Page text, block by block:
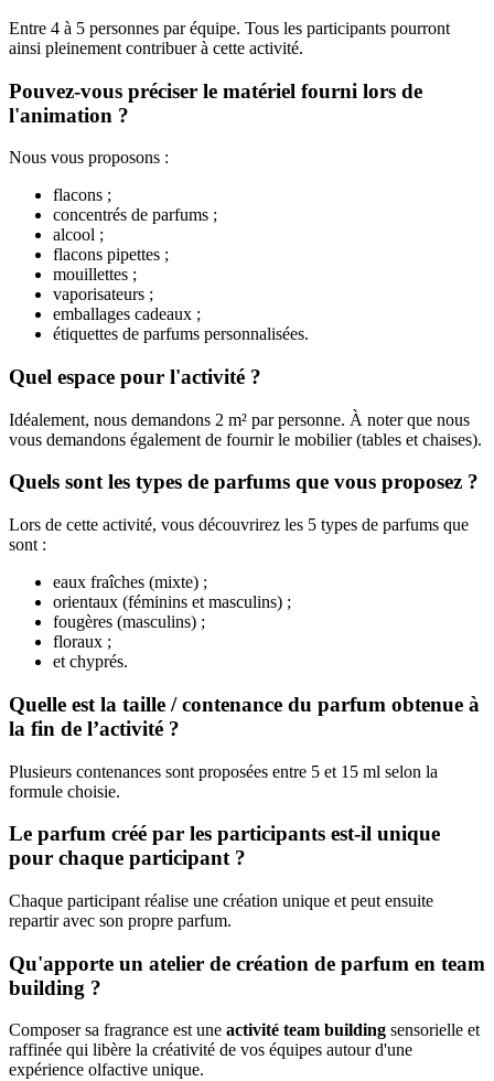
Entre 4 à 5 personnes par équipe. Tous les participants pourront
ainsi pleinement contribuer à cette activité.
Pouvez-vous préciser le matériel fourni lors de
l'animation ?
Nous vous proposons :
flacons ;
concentrés de parfums ;
alcool ;
flacons pipettes ;
mouillettes ;
vaporisateurs ;
emballages cadeaux ;
étiquettes de parfums personnalisées.
Quel espace pour l'activité ?
Idéalement, nous demandons 2 m² par personne. À noter que nous
vous demandons également de fournir le mobilier (tables et chaises).
Quels sont les types de parfums que vous proposez ?
Lors de cette activité, vous découvrirez les 5 types de parfums que
sont :
eaux fraîches (mixte) ;
orientaux (féminins et masculins) ;
fougères (masculins) ;
floraux ;
et chyprés.
Quelle est la taille / contenance du parfum obtenue à
la fin de l’activité ?
Plusieurs contenances sont proposées entre 5 et 15 ml selon la
formule choisie.
Le parfum créé par les participants est-il unique
pour chaque participant ?
Chaque participant réalise une création unique et peut ensuite
repartir avec son propre parfum.
Qu'apporte un atelier de création de parfum en team
building ?
Composer sa fragrance est une activité team building sensorielle et
raffinée qui libère la créativité de vos équipes autour d'une
expérience olfactive unique.